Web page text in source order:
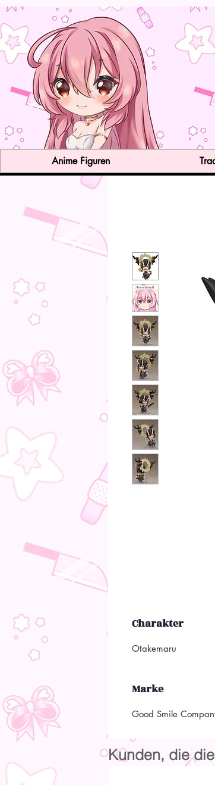
Charakter
Otakemaru
Marke
Good Smile
Kunden, die
Anime Figuren